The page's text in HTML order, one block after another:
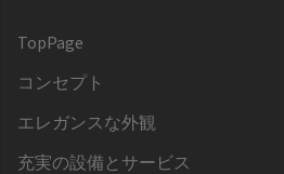
TopPage
コンセプト
エレガンスな外観
充実の設備とサービス